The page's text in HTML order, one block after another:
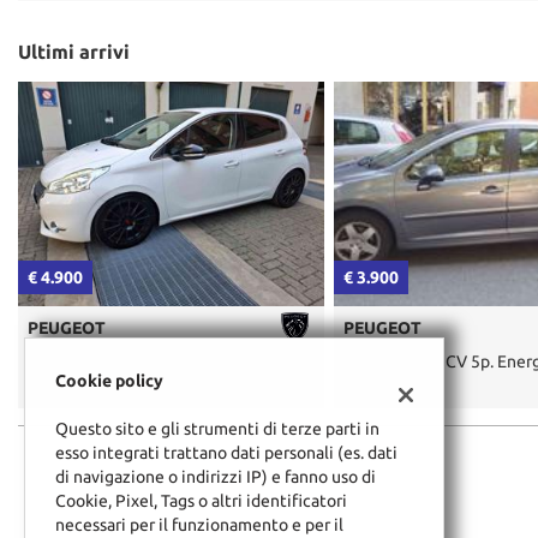
Ultimi arrivi
€ 4.900
PEUGEOT
€ 3.900
PEUGEOT
207 1.4 8V 75CV 5p.
Cookie policy
Questo sito e gli strumenti di terze parti in
esso integrati trattano dati personali (es. dati
di navigazione o indirizzi IP) e fanno uso di
Cookie, Pixel, Tags o altri identificatori
necessari per il funzionamento e per il